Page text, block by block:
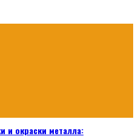
и окраски металла: